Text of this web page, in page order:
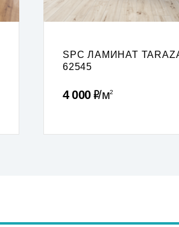
SPC ЛАМИНАТ
62545
4 000Р м2